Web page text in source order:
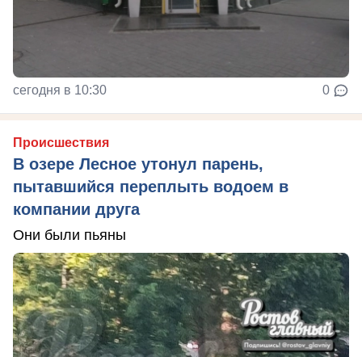
сегодня в 10:30 0
Происшествия
В озере Лесное утонул парень,
пытавшийся переплыть водоем в
компании друга
Они были пьяны